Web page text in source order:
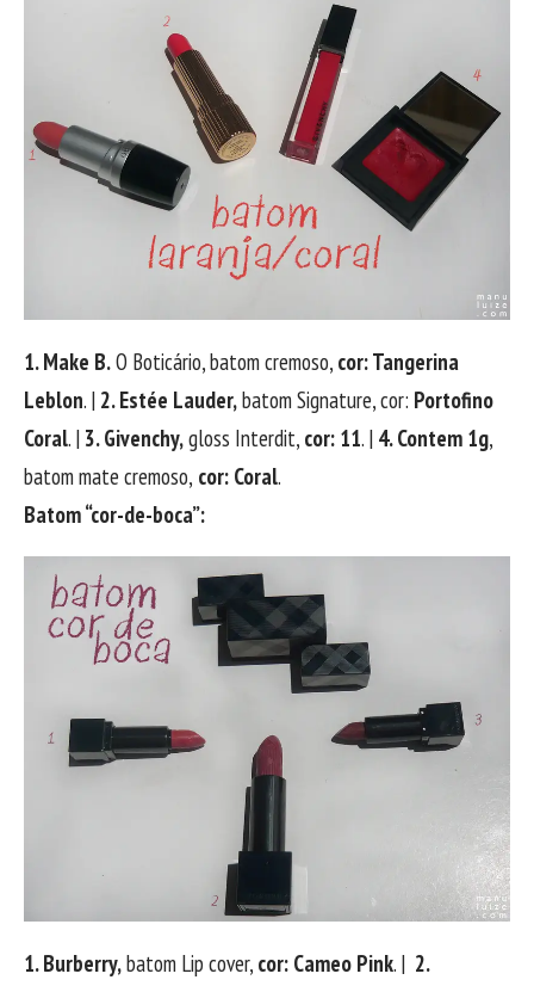
1. Make B.O Boticário, batom cremoso, cor: Tangerina
Leblon. | 2. Estée Lauder,batom Signature, cor: Portofino
Coral. | 3. Givenchy,gloss Interdit, cor: 11. | 4. Contem 1g,
batom mate cremoso, cor: Coral.
Batom “cor-de-boca”:
1. Burberry,batom Lip cover, cor: Cameo Pink. | 2.